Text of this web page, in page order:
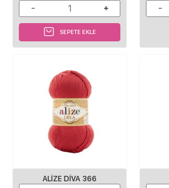
SEPETE EKLE
ALIZE DIVA 366